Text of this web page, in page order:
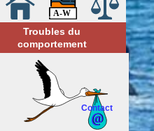
Troubles du
comportement
Contact